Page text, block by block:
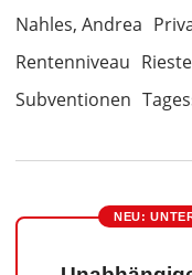
Nahles, Andrea
Rentenniveau
Subventionen
NEU: